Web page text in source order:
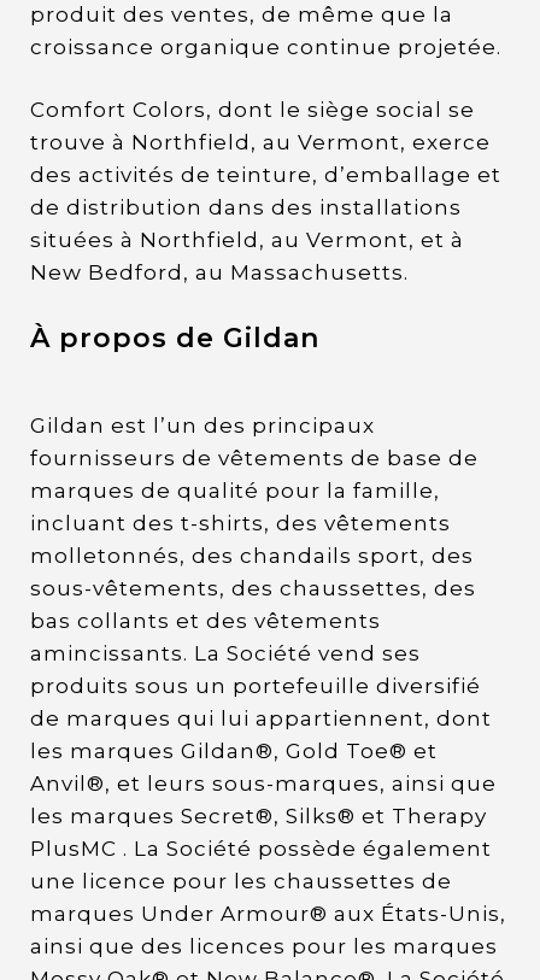
produit des ventes, de même que la
croissance organique continue projetée.
Comfort Colors, dont le siège social se
trouve à Northfield, au Vermont, exerce
des activités de teinture, d’emballage et
de distribution dans des installations
situées à Northfield, au Vermont, et à
New Bedford, au Massachusetts.
À propos de Gildan
Gildan est l’un des principaux
fournisseurs de vêtements de base de
marques de qualité pour la famille,
incluant des t-shirts, des vêtements
molletonnés, des chandails sport, des
sous-vêtements, des chaussettes, des
bas collants et des vêtements
amincissants. La Société vend ses
produits sous un portefeuille diversifié
de marques qui lui appartiennent, dont
les marques Gildan®, Gold Toe® et
Anvil®, et leurs sous-marques, ainsi que
les marques Secret®, Silks® et Therapy
PlusMC . La Société possède également
une licence pour les chaussettes de
marques Under Armour® aux États-Unis,
ainsi que des licences pour les marques